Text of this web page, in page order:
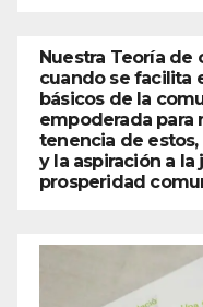
Nuestra Teoría de
cuando se facilita
básicos de la
empoderada para
tenencia de
y la aspiración a
prosperidad